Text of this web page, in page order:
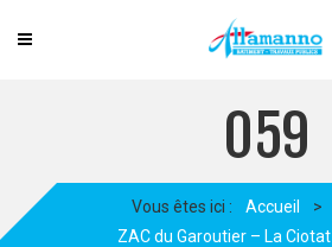
059
Vous êtes ici : Accueil >
ZAC du Garoutier – La Ciotat